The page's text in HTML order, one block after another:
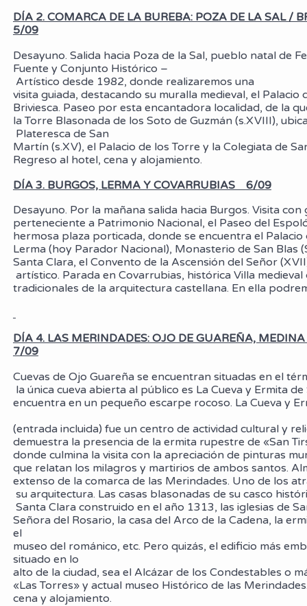
DÍA 2. COMARCA DE LA BUREBA: POZA DE LA SAL /
5/09
Desayuno. Salida hacia Poza de la Sal, pueblo natal de
Fuente y Conjunto Histórico –
Artístico desde 1982, donde realizaremos una
visita guiada, destacando su muralla medieval, el
Briviesca. Paseo por esta encantadora localidad, de la
la Torre Blasonada de los Soto de Guzmán (s.XVIII),
Plateresca de San
Martín (s.XV), el Palacio de los Torre y la Colegiata de
Regreso al hotel, cena y alojamiento.
DÍA 3. BURGOS, LERMA Y COVARRUBIAS 6/09
Desayuno. Por la mañana salida hacia Burgos. Visita
perteneciente a Patrimonio Nacional, el Paseo del
hermosa plaza porticada, donde se encuentra el
Lerma (hoy Parador Nacional), Monasterio de San
Santa Clara, el Convento de la Ascensión del Señor
artístico. Parada en Covarrubias, histórica Villa
tradicionales de la arquitectura castellana. En ella
DÍA 4. LAS MERINDADES: OJO DE GUAREÑA,
7/09
Cuevas de Ojo Guareña se encuentran situadas en el
la única cueva abierta al público es La Cueva y Ermita
encuentra en un pequeño escarpe rocoso. La Cueva y
(entrada incluida) fue un centro de actividad cultural y
demuestra la presencia de la ermita rupestre de «San
donde culmina la visita con la apreciación de pinturas
que relatan los milagros y martirios de ambos
extenso de la comarca de las Merindades. Uno de los
su arquitectura. Las casas blasonadas de su casco
Santa Clara construido en el año 1313, las iglesias de
Señora del Rosario, la casa del Arco de la Cadena, la
el
museo del románico, etc. Pero quizás, el edificio
situado en lo
alto de la ciudad, sea el Alcázar de los Condestables
«Las Torres» y actual museo Histórico de las
cena y alojamiento.